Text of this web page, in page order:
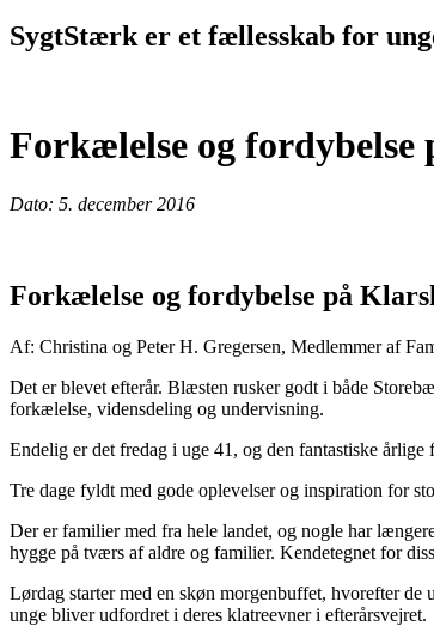
SygtStærk er et fællesskab for
Forkælelse og fordybelse
Dato: 5. december 2016
Forkælelse og fordybelse på
Af: Christina og Peter H. Gregersen, Medlemmer af
Det er blevet efterår. Blæsten rusker godt i både
forkælelse, vidensdeling og undervisning.
Endelig er det fredag i uge 41, og den fantastiske
Tre dage fyldt med gode oplevelser og inspiration for
Der er familier med fra hele landet, og nogle har
hygge på tværs af aldre og familier. Kendetegnet for
Lørdag starter med en skøn morgenbuffet, hvorefter
unge bliver udfordret i deres klatreevner i efterårsvejret.